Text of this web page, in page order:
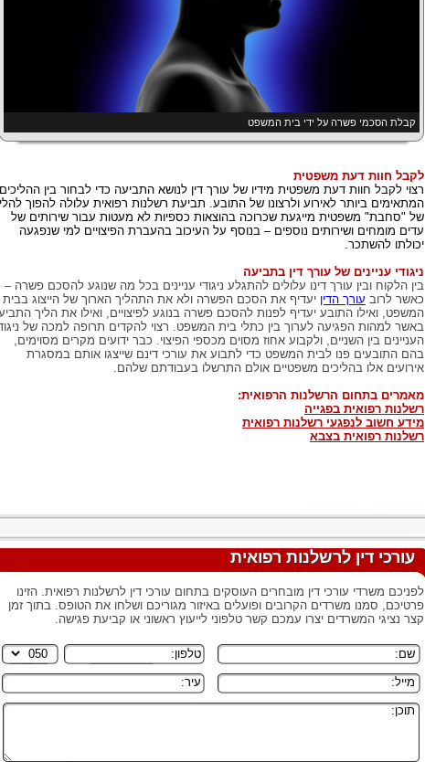
קבלת הסכמי פשרה על ידי בית המשפט
לקבל חוות דעת משפטית
רצוי לקבל חוות דעת משפטית מידיו של עורך דין לנושא התביעה כדי לבחור בין ההליכים
המתאימים ביותר לאירוע ולרצונו של התובע. תביעת רשלנות רפואית עלולה להפוך
של "סחבת" משפטית מייגעת שכרוכה בהוצאות כספיות לא מעטות עבור שירותים של
עדים מומחים ושירותים נוספים – בנוסף על העיכוב בהעברת הפיצויים למי שנפגעה
יכולתו להשתכר.
ניגודי עניינים של עורך דין בתביעה
בין הלקוח ובין עורך דינו עלולים להתגלע ניגודי עניינים בכל מה שנוגע להסכם פשרה –
כאשר לרוב עורך הדין יעדיף את הסכם הפשרה ולא את התהליך הארוך של הייצוג בבית
המשפט, ואילו התובע יעדיף לפנות להסכם פשרה בנוגע לפיצויים, ואילו את הליך
באשר למהות הפגיעה לערוך בין כתלי בית המשפט. רצוי להקדים תרופה למכה של
העניינים בין השניים, ולקבוע אחוז מסוים מכספי הפיצוי. כבר ידועים מקרים מסוימים,
בהם התובעים פנו לבית המשפט כדי לתבוע את עורכי דינם שייצגו אותם במסגרת
אירועים אלו בהליכים משפטיים אולם התרשלו בעבודתם שלהם.
מאמרים בתחום הרשלנות הרפואית:
רשלנות רפואית בפגייה
מידע חשוב לנפגעי רשלנות רפואית
רשלנות רפואית בצבא
עורכי דין לרשלנות רפואית
לפניכם משרדי עורכי דין מובחרים העוסקים בתחום עורכי דין לרשלנות רפואית. הזינו
פרטיכם, סמנו משרדים הקרובים ופועלים באיזור מגוריכם ושלחו את הטופס. בתוך זמן
קצר נציגי המשרדים יצרו עמכם קשר טלפוני לייעוץ ראשוני או קביעת פגישה.